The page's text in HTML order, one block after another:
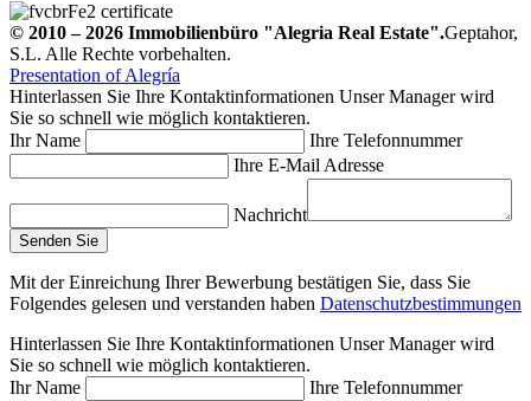
© 2010 – 2026 Immobilienbüro "Alegria Real Estate".Geptahor,
S.L. Alle Rechte vorbehalten.
Presentation of Alegría
Hinterlassen Sie Ihre Kontaktinformationen Unser Manager wird
Sie so schnell wie möglich kontaktieren.
Ihr Name
Ihre Telefonnummer
Ihre E-Mail Adresse
Nachricht
Mit der Einreichung Ihrer Bewerbung bestätigen Sie, dass Sie
Folgendes gelesen und verstanden haben Datenschutzbestimmungen
Hinterlassen Sie Ihre Kontaktinformationen Unser Manager wird
Sie so schnell wie möglich kontaktieren.
Ihr Name
Ihre Telefonnummer